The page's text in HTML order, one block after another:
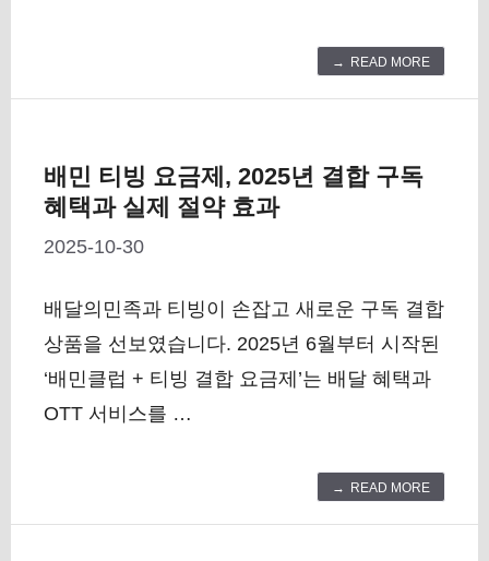
READ MORE
배민 티빙 요금제, 2025년 결합 구독
혜택과 실제 절약 효과
2025-10-30
배달의민족과 티빙이 손잡고 새로운 구독 결합
상품을 선보였습니다. 2025년 6월부터 시작된
‘배민클럽 + 티빙 결합 요금제’는 배달 혜택과
OTT 서비스를 …
READ MORE